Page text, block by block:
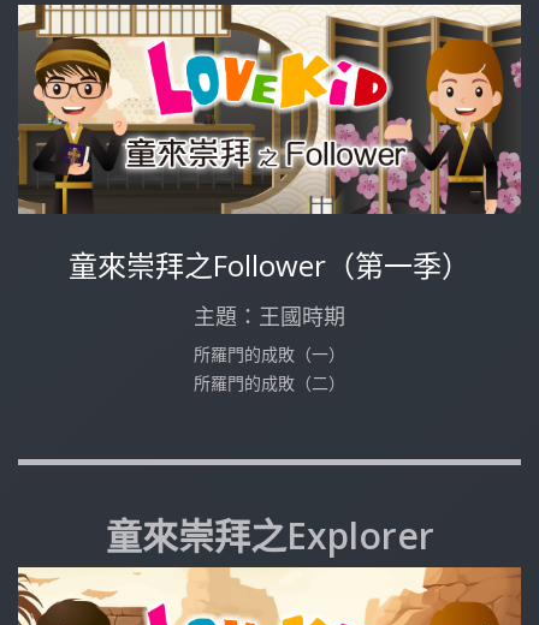
童來崇拜之Follower（第一季）
主題：王國時期
所羅門的成敗（一）
所羅門的成敗（二）
童來崇拜之Explorer